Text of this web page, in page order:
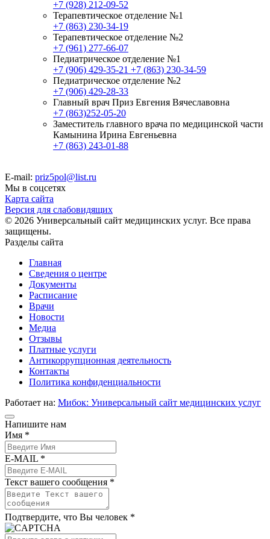
+7 (928) 212-09-52
Терапевтическое отделение №1
+7 (863) 230-34-19
Терапевтическое отделение №2
+7 (961) 277-66-07
Педиатрическое отделение №1
+7 (906) 429-35-21 +7 (863) 230-34-59
Педиатрическое отделение №2
+7 (906) 429-28-33
Главный врач Приз Евгения Вячеславовна
+7 (863)252-05-20
Заместитель главного врача по медицинской части
Камынина Ирина Евгеньевна
+7 (863) 243-01-88
E-mail: priz5pol@list.ru
Мы в соцсетях
Карта сайта
Версия для слабовидящих
© 2026 Универсальный сайт медицинских услуг. Все права
защищены.
Разделы сайта
Главная
Сведения о центре
Документы
Расписание
Врачи
Новости
Медиа
Отзывы
Платные услуги
Антикоррупционная деятельность
Контакты
Политика конфиденциальности
Работает на: Мибок: Универсальный сайт медицинских услуг
Напишите нам
Имя *
E-MAIL *
Текст вашего сообщения *
Подтвердите, что Вы человек *